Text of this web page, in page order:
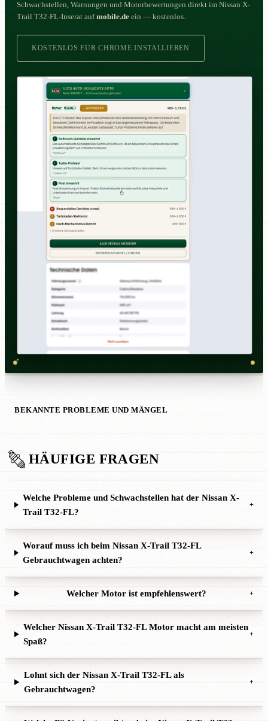
Schwachstellen, Warnungen und Motorbewertungen direkt im Nissan X-
Trail T32-FL-Inserat aufmobile.de ein — kostenlos.
KOSTENLOS FÜR CHROME INSTALLIEREN
BEKANNTE PROBLEME UND MÄNGEL
HÄUFIGE FRAGEN
Welche Probleme und Schwachstellen hat der Nissan X-
Trail T32-FL?
+
Worauf muss ich beim Nissan X-Trail T32-FL
Gebrauchtwagen achten?
+
Welcher Motor ist empfehlenswert? +
Welcher Nissan X-Trail T32-FL Motor macht am meisten
Spaß?
+
Lohnt sich der Nissan X-Trail T32-FL als
Gebrauchtwagen?
+